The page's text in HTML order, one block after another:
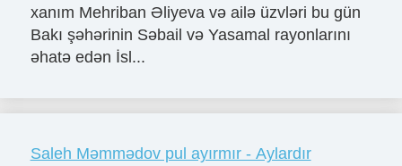
xanım Mehriban Əliyeva və ailə üzvləri bu gün
Bakı şəhərinin Səbail və Yasamal rayonlarını
əhatə edən İsl...
Saleh Məmmədov pul ayırmır - Aylardır